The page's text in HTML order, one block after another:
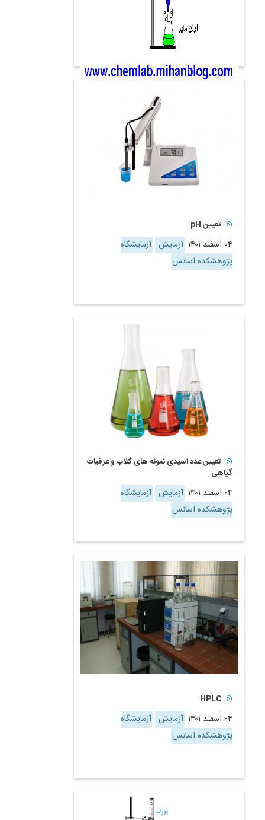
تعیین عدد استری نمونه های گلاب و عرقیات
آزمایش آزمایشگاه
پژوهشکده اسانس
تعیین pH
۰۴ اسفند ۱۴۰۱ آزمایش آزمایشگاه
پژوهشکده اسانس
تعیین عدد اسیدی نمونه های گلاب و عرقیات
گیاهی
۰۴ اسفند ۱۴۰۱ آزمایش آزمایشگاه
پژوهشکده اسانس
HPLC
۰۴ اسفند ۱۴۰۱ آزمایش آزمایشگاه
پژوهشکده اسانس